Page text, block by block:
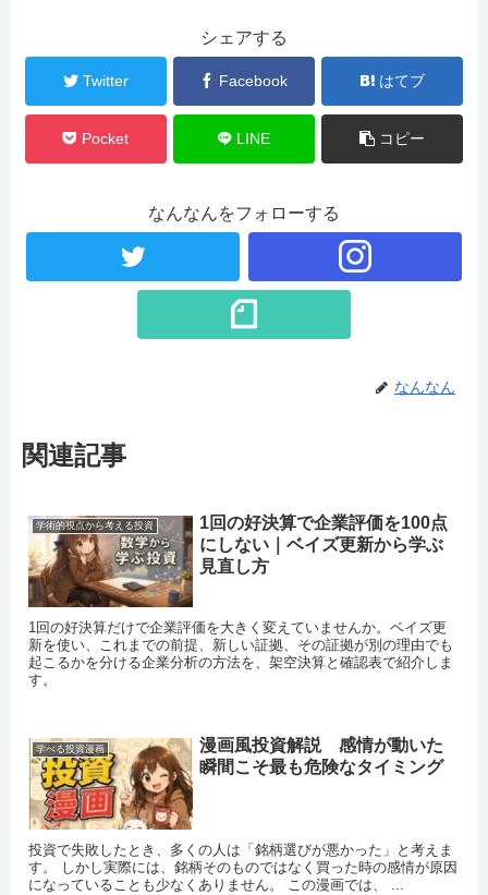
シェアする
Twitter Facebook はてブ
Pocket LINE コピー
なんなんをフォローする
なんなん
関連記事
学術的視点から考える投資
1回の好決算で企業評価を100点
にしない｜ベイズ更新から学ぶ
見直し方
1回の好決算だけで企業評価を大きく変えていませんか。ベイズ更
新を使い、これまでの前提、新しい証拠、その証拠が別の理由でも
起こるかを分ける企業分析の方法を、架空決算と確認表で紹介しま
す。
学べる投資漫画
漫画風投資解説 感情が動いた
瞬間こそ最も危険なタイミング
投資で失敗したとき、多くの人は「銘柄選びが悪かった」と考えま
す。 しかし実際には、銘柄そのものではなく買った時の感情が原因
になっていることも少なくありません。 この漫画では、 ...